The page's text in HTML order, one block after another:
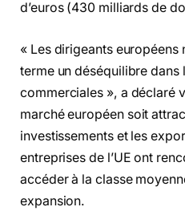
d’euros (430 milliards de
« Les dirigeants européens
terme un déséquilibre dans
commerciales », a déclaré
marché européen soit
investissements et les
entreprises de l’UE ont
accéder à la classe
expansion.